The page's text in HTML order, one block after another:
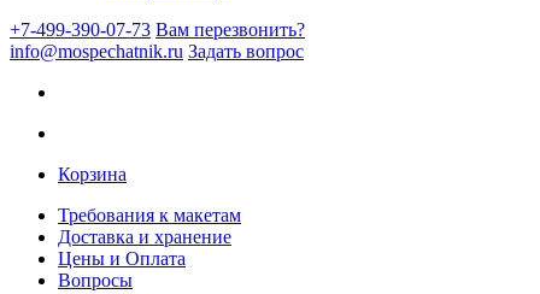
+7-499-390-07-73 Вам перезвонить?
info@mospechatnik.ru Задать вопрос
Корзина
Требования к макетам
Доставка и хранение
Цены и Оплата
Вопросы